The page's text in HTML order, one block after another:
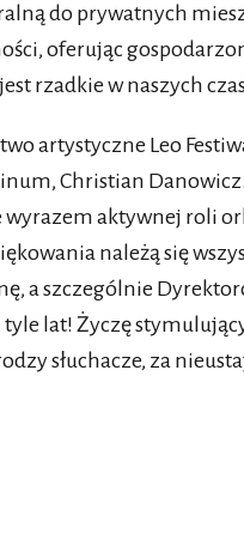
do prywatnych
oferując
rzadkie w naszych
artystyczne Leo
Christian
wyrazem aktywnej roli
należą się
a szczególnie
lat! Życzę
słuchacze, za